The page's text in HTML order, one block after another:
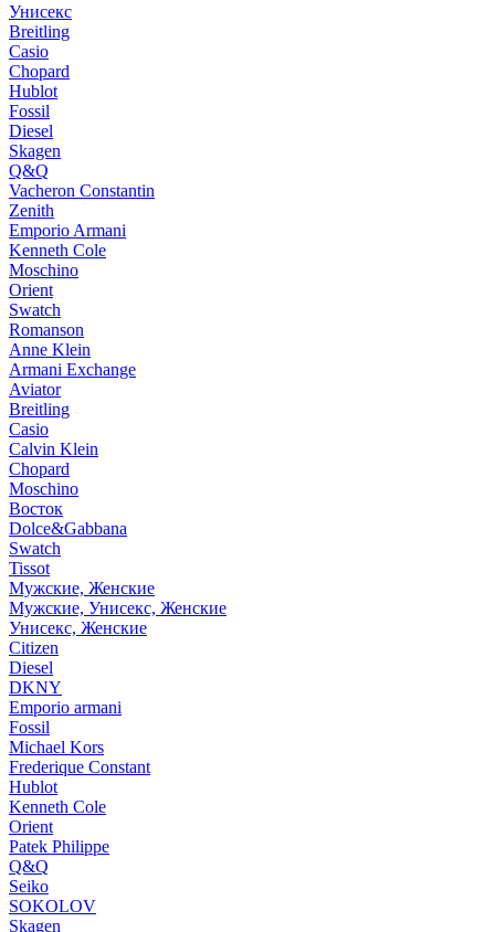
Унисекс
Breitling
Casio
Chopard
Hublot
Fossil
Diesel
Skagen
Q&Q
Vacheron Constantin
Zenith
Emporio Armani
Kenneth Cole
Moschino
Orient
Swatch
Romanson
Anne Klein
Armani Exchange
Aviator
Breitling
Casio
Calvin Klein
Chopard
Moschino
Восток
Dolce&Gabbana
Swatch
Tissot
Мужские, Женские
Мужские, Унисекс, Женские
Унисекс, Женские
Citizen
Diesel
DKNY
Emporio armani
Fossil
Michael Kors
Frederique Constant
Hublot
Kenneth Cole
Orient
Patek Philippe
Q&Q
Seiko
SOKOLOV
Skagen